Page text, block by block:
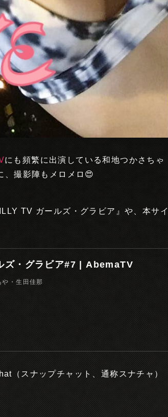
にも頻繁に出演している和地つかさちゃ
、撮影陣もメロメロ😍
TV ガールズ・グラビア』や、本サイ
ズ・グラビア#7 | AbemaTV
・生田佳那
（スナップチャット、通称スナチャ）